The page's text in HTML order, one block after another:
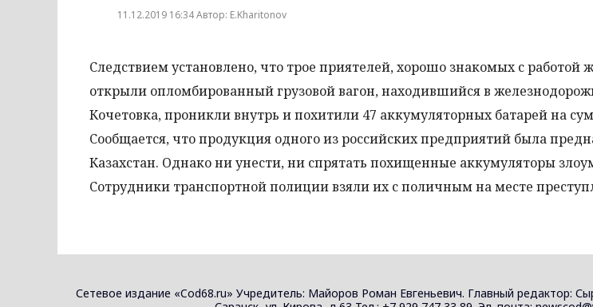
11.12.2019 16:34 Автор: E.Kharitonov
Следствием установлено, что трое приятелей, хорошо знакомых с работой
открыли опломбированный грузовой вагон, находившийся в
Кочетовка, проникли внутрь и похитили 47 аккумуляторных батарей на
Сообщается, что продукция одного из российских предприятий была
Казахстан. Однако ни унести, ни спрятать похищенные аккумуляторы
Сотрудники транспортной полиции взяли их с поличным на месте
Сетевое издание «Cod68.ru» Учредитель: Майоров Роман Евгеньевич. Главный редактор: